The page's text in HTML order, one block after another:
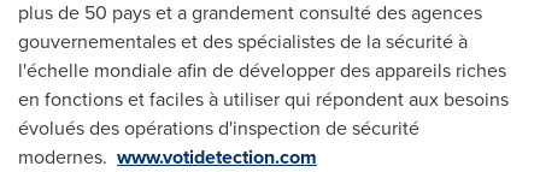
plus de 50 pays et a grandement consulté des agences
gouvernementales et des spécialistes de la sécurité à
l'échelle mondiale afin de développer des appareils riches
en fonctions et faciles à utiliser qui répondent aux besoins
évolués des opérations d'inspection de sécurité
modernes. www.votidetection.com